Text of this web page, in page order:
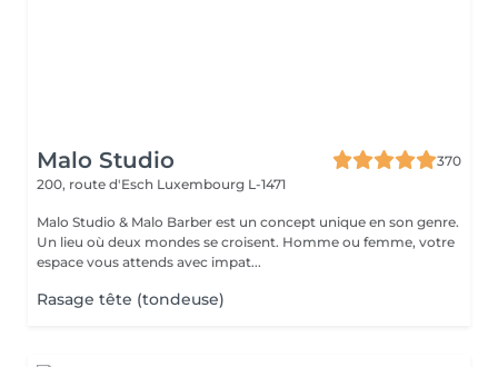
Malo Studio
370
200, route d'Esch Luxembourg L-1471
Malo Studio & Malo Barber est un concept unique en son genre.
Un lieu où deux mondes se croisent. Homme ou femme, votre
espace vous attends avec impat...
Rasage tête (tondeuse)